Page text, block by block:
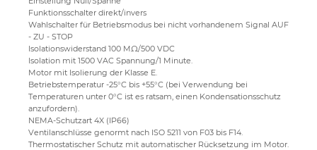
Funktionsschalter direkt/invers
Wahlschalter für Betriebsmodus bei nicht vorhandenem Signal AUF
- ZU - STOP
Isolationswiderstand 100 MΩ/500 VDC
Isolation mit 1500 VAC Spannung/1 Minute.
Motor mit Isolierung der Klasse E.
Betriebstemperatur -25°C bis +55°C (bei Verwendung bei
Temperaturen unter 0°C ist es ratsam, einen Kondensationsschutz
anzufordern).
NEMA-Schutzart 4X (IP66)
Ventilanschlüsse genormt nach ISO 5211 von F03 bis F14.
Thermostatischer Schutz mit automatischer Rücksetzung im Motor.